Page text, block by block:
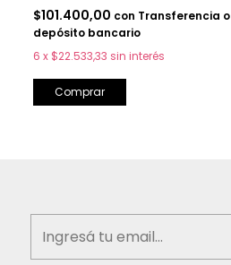
$101.400,00 con Transferencia o
depósito bancario
6 x $22.533,33 sin interés
Comprar